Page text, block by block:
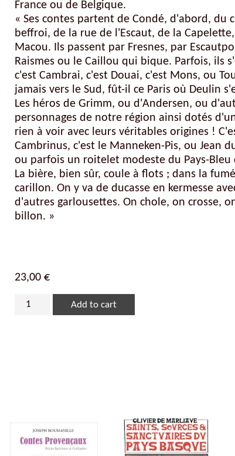
Landes
Languedoc
Marseille
Pays Basque
Poitou-Charente-Vendée
Provence-Côte d'Azur
France ou de Belgique.
« Ses contes partent de Condé, d'abord, du
beffroi, de la rue de l'Escaut, de la
Macou. Ils passent par Fresnes, par
Raismes ou le Caillou qui bique. Parfois, ils
c'est Cambrai, c'est Douai, c'est Mons, ou
jamais vers le Sud, fût-il ce Paris où Deulin
Les héros de Grimm, ou d'Andersen, ou
personnages de notre région ainsi dotés
rien à voir avec leurs véritables origines !
Cambrinus, c'est le Manneken-Pis, ou Jean
ou parfois un roitelet modeste du Pays-Bleu
La bière, bien sûr, coule à flots ; dans la
carillon. On y va de ducasse en kermesse
d'autres garlousettes. On chole, on crosse,
billon. »
23,00 €
Add to cart